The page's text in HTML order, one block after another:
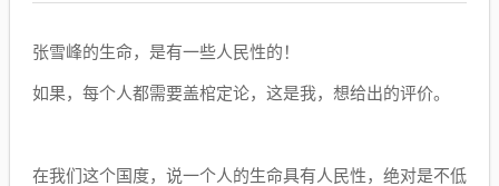
张雪峰的生命，是有一些人民性的！
如果，每个人都需要盖棺定论，这是我，想给出的评价。
在我们这个国度，说一个人的生命具有人民性，绝对是不低